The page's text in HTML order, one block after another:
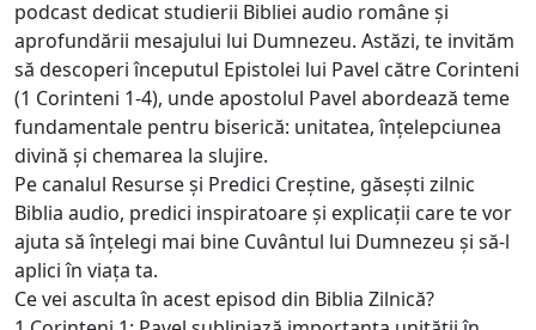
podcast dedicat studierii Bibliei audio române și
aprofundării mesajului lui Dumnezeu. Astăzi, te invităm
să descoperi începutul Epistolei lui Pavel către Corinteni
(1 Corinteni 1-4), unde apostolul Pavel abordează teme
fundamentale pentru biserică: unitatea, înțelepciunea
divină și chemarea la slujire.
Pe canalul Resurse și Predici Creștine, găsești zilnic
Biblia audio, predici inspiratoare și explicații care te vor
ajuta să înțelegi mai bine Cuvântul lui Dumnezeu și să-l
aplici în viața ta.
Ce vei asculta în acest episod din Biblia Zilnică?